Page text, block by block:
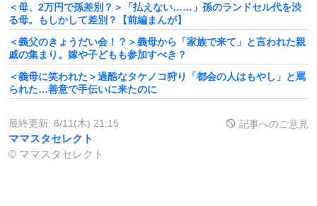
＜母、2万円で孫差別？＞「払えない……」孫のランドセル代を渋
る母。もしかして差別？【前編まんが】
＜義父のきょうだい会！？＞義母から「家族で来て」と言われた親
戚の集まり。嫁や子どもも参加すべき？
＜義母に笑われた＞過酷なタケノコ狩り「都会の人はもやし」と罵
られた…善意で手伝いに来たのに
最終更新: 6/11(木) 21:15 記事へのご意見
ママスタセレクト
© ママスタセレクト